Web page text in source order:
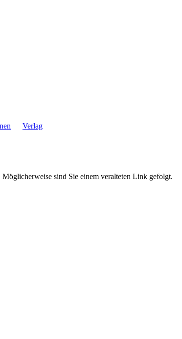
Verlag
sind Sie einem veralteten Link gefolgt.